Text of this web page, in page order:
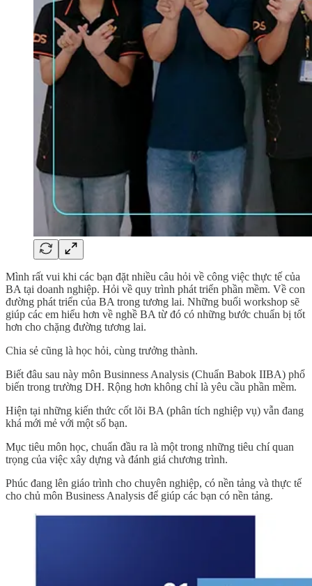
Mình rất vui khi các bạn đặt nhiều câu hỏi về công việc thực tế của
BA tại doanh nghiệp. Hỏi về quy trình phát triển phần mềm. Về con
đường phát triển của BA trong tương lai. Những buổi workshop sẽ
giúp các em hiểu hơn về nghề BA từ đó có những bước chuẩn bị tốt
hơn cho chặng đường tương lai.
Chia sẻ cũng là học hỏi, cùng trưởng thành.
Biết đâu sau này môn Businness Analysis (Chuẩn Babok IIBA) phổ
biến trong trường DH. Rộng hơn không chỉ là yêu cầu phần mềm.
Hiện tại những kiến thức cốt lõi BA (phân tích nghiệp vụ) vẫn đang
khá mới mẻ với một số bạn.
Mục tiêu môn học, chuẩn đầu ra là một trong những tiêu chí quan
trọng của việc xây dựng và đánh giá chương trình.
Phúc đang lên giáo trình cho chuyên nghiệp, có nền tảng và thực tế
cho chủ môn Business Analysis để giúp các bạn có nền tảng.